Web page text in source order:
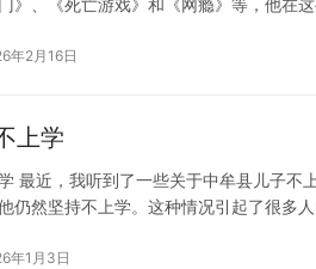
年2月16日
上学
最近，我听到了一些关于中牟县儿子不
仍然坚持不上学。这种情况引起了很多
年1月3日